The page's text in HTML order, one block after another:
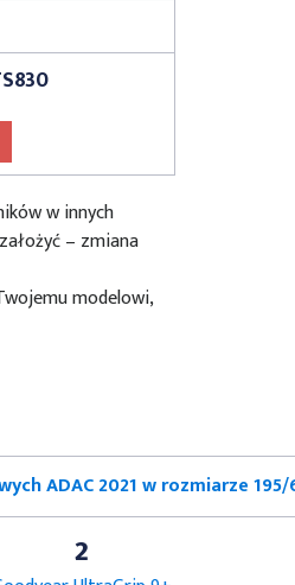
w innych
– zmiana
modelowi,
ADAC 2021 w rozmiarze 195/
2